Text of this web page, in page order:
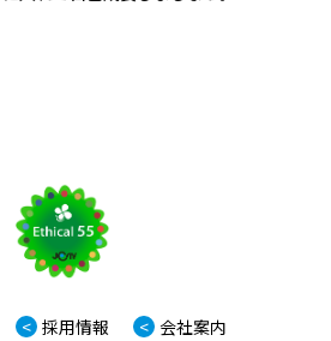
< 採用情報 < 会社案内